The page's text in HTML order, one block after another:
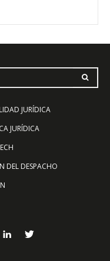
JURÍDICA
JURÍDICA
DEL DESPACHO